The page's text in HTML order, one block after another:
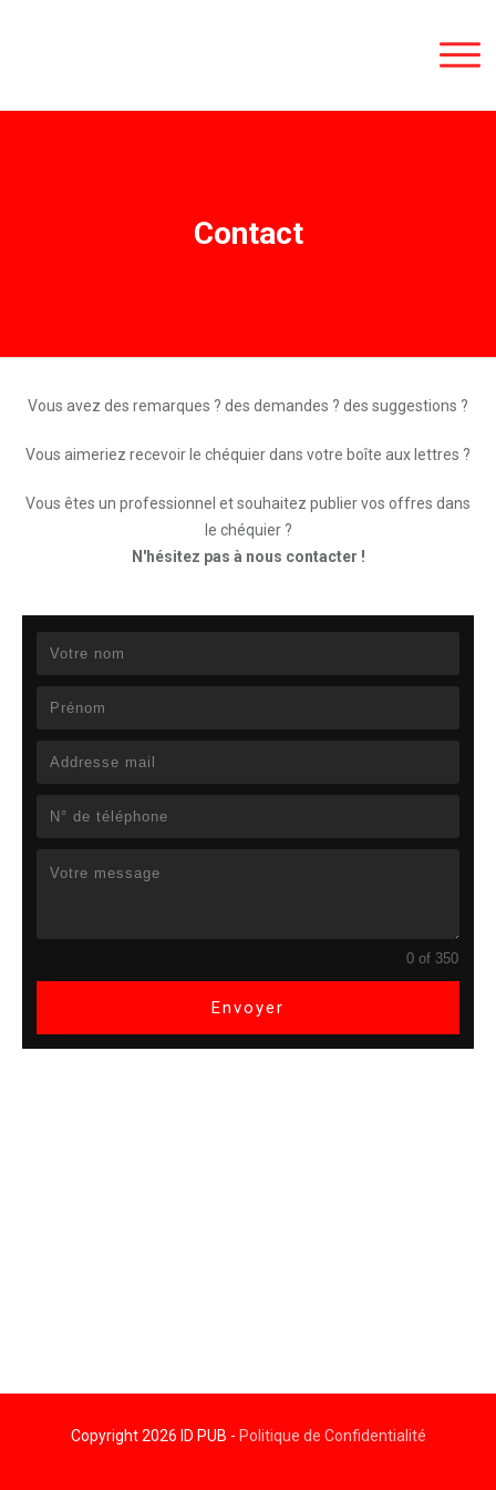
Contact
Vous avez des remarques ? des demandes ? des suggestions ?
Vous aimeriez recevoir le chéquier dans votre boîte aux lettres ?
Vous êtes un professionnel et souhaitez publier vos offres dans
le chéquier ?
N'hésitez pas à nous contacter !
0 of 350
Envoyer
Copyright2026 ID PUB - Politique de Confidentialité